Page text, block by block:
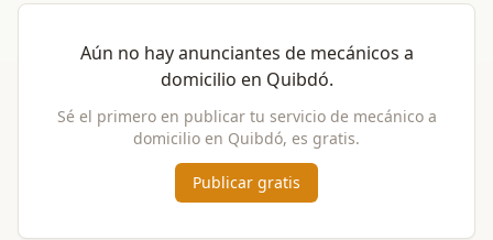
Aún no hay anunciantes de mecánicos a
domicilio en Quibdó.
Sé el primero en publicar tu servicio de mecánico a
domicilio en Quibdó, es gratis.
Publicar gratis